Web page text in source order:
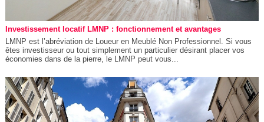
Investissement locatif LMNP : fonctionnement et avantages
LMNP est l’abréviation de Loueur en Meublé Non Professionnel. Si vous
êtes investisseur ou tout simplement un particulier désirant placer vos
économies dans de la pierre, le LMNP peut vous...